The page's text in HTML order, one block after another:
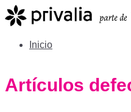
Inicio
Artículos